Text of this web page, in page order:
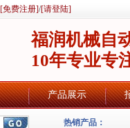
[免费注册]/[请登陆]
福润机械自
10年专业专
产品展示
热销产品：